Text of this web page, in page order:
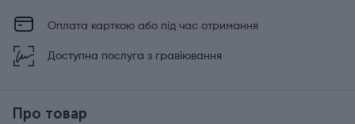
Оплата карткою або під час отримання
Доступна послуга з гравіювання
Про товар